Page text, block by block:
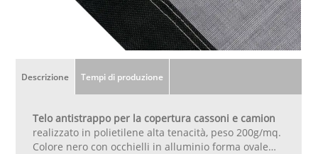
Descrizione Tempi di produzione
Telo antistrappo per la copertura cassoni e camion
realizzato in polietilene alta tenacità, peso 200g/mq.
Colore nero con occhielli in alluminio forma ovale